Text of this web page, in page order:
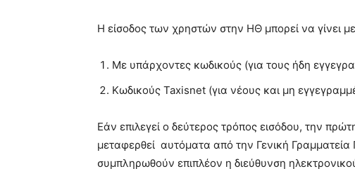
Η είσοδος των χρηστών στην ΗΘ μπορεί να γίνει
Με υπάρχοντες κωδικούς (για τους ήδη
Κωδικούς Taxisnet (για νέους και μη
Εάν επιλεγεί ο δεύτερος τρόπος εισόδου, την
μεταφερθεί αυτόματα από την Γενική
συμπληρωθούν επιπλέον η διεύθυνση